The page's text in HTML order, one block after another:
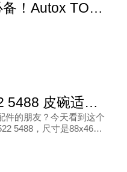
【液压破碎锤必备！Autox TOR-55皮碗，品质之选】
求问Autox 1522 5488 皮碗适配的液压凿岩机机型
件的朋友？今天看到这个
5488，尺寸是88x46，
问问大家，这个皮碗具